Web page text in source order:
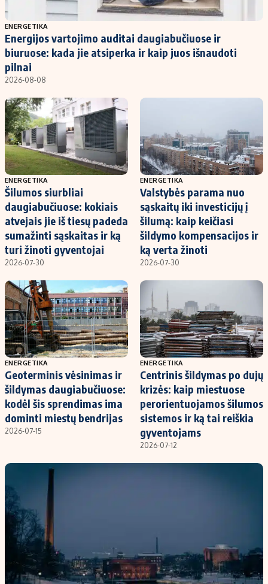
Populiarios temos
Investavimas
Akcijų rinka
Saulės elektrinės
Kriptovaliutos
Infliacija
Migracija
Titulinis
Nedarbo išmokos skaičiuoklė
Būsto finansai
Redakcija
Apie mus
Redakcijos politika
Privatumo politika
Turinio žymėjimo taisyklės
Regionų naujienos
Indėlių palūkanos
ENERGETIKA
Energijos vartojimo auditai daugiabučiuose ir
biuruose: kada jie atsiperka ir kaip juos išnaudoti
pilnai
2026-08-08
ENERGETIKA
Šilumos siurbliai
daugiabučiuose: kokiais
atvejais jie iš tiesų padeda
sumažinti sąskaitas ir ką
turi žinoti gyventojai
2026-07-30
ENERGETIKA
Valstybės parama nuo
sąskaitų iki investicijų į
šilumą: kaip keičiasi
šildymo kompensacijos ir
ką verta žinoti
2026-07-30
ENERGETIKA
Geoterminis vėsinimas ir
šildymas daugiabučiuose:
kodėl šis sprendimas ima
dominti miestų bendrijas
2026-07-15
ENERGETIKA
Centrinis šildymas po dujų
krizės: kaip miestuose
perorientuojamos šilumos
sistemos ir ką tai reiškia
gyventojams
2026-07-12